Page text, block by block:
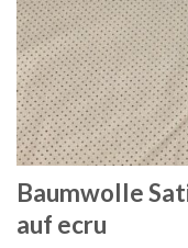
Baumwolle
auf ecru